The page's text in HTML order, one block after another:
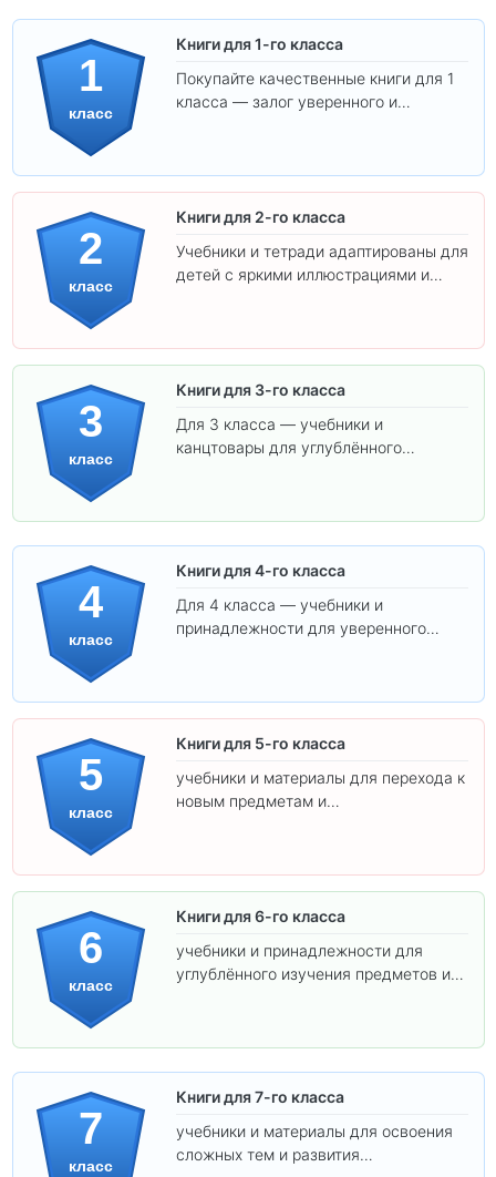
1
класс
Книги для 1-го класса
Покупайте качественные книги для 1
класса — залог уверенного и
2
класс
Книги для 2-го класса
Учебники и тетради адаптированы для
детей с яркими иллюстрациями и
3
класс
Книги для 3-го класса
Для 3 класса — учебники и
канцтовары для углублённого
4
класс
Книги для 4-го класса
Для 4 класса — учебники и
принадлежности для уверенного
5
класс
Книги для 5-го класса
учебники и материалы для перехода к
новым предметам и
6
класс
Книги для 6-го класса
учебники и принадлежности для
углублённого изучения предметов и
7
класс
Книги для 7-го класса
учебники и материалы для освоения
сложных тем и развития